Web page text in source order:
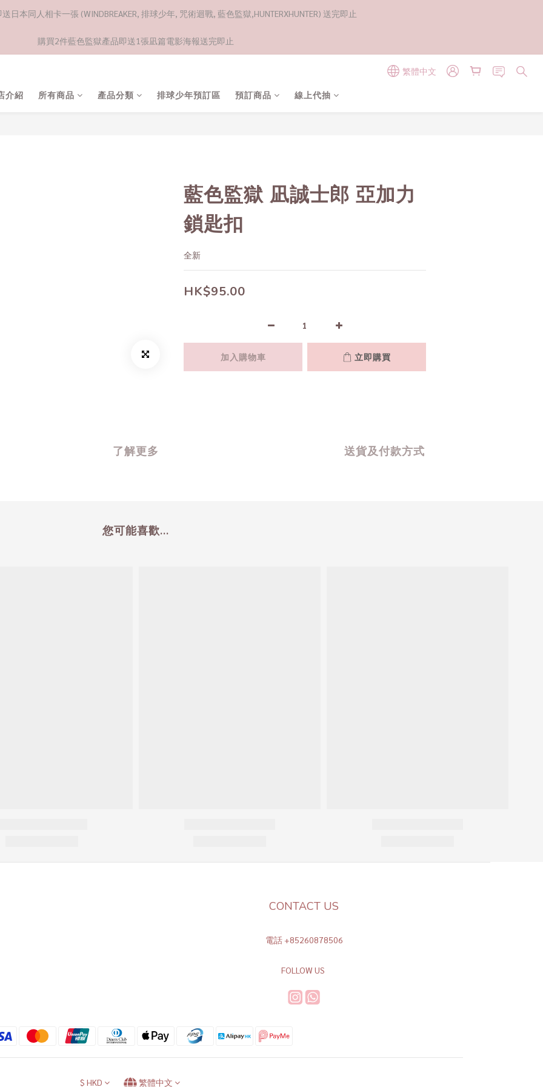
日本同人相卡一張 (WINDBREAKER, 排球少年, 咒術迴戰, 藍色監獄,HUNTERXHUNTER) 送完即止
購買2件藍色監獄產品即送1張凪篇電影海報送完即止
繁體中文
介紹 所有商品 產品分類 排球少年預訂區 預訂商品 線上代抽
藍色監獄 凪誠士郎 亞加力
鎖匙扣
全新
HK$95.00
加入購物車 立即購買
了解更多 送貨及付款方式
您可能喜歡...
CONTACT US
電話 +85260878506
FOLLOW US
$ HKD 繁體中文